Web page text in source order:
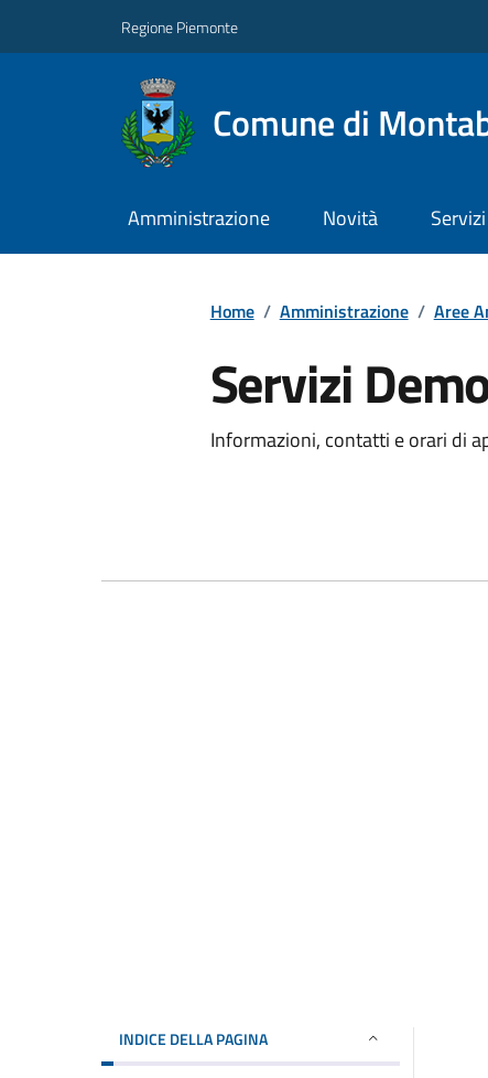
Regione Piemonte
Comune di
Amministrazione Novità Servizi
Home / Amministrazione / Aree
Servizi
Informazioni, contatti e orari di
INDICE DELLA PAGINA